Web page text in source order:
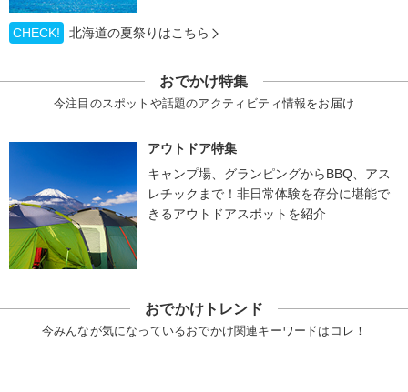
CHECK! 北海道の夏祭りはこちら
おでかけ特集
今注目のスポットや話題のアクティビティ情報をお届け
アウトドア特集
キャンプ場、グランピングからBBQ、アス
レチックまで！非日常体験を存分に堪能で
きるアウトドアスポットを紹介
おでかけトレンド
今みんなが気になっているおでかけ関連キーワードはコレ！